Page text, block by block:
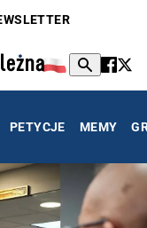
PETYCJE MEMY